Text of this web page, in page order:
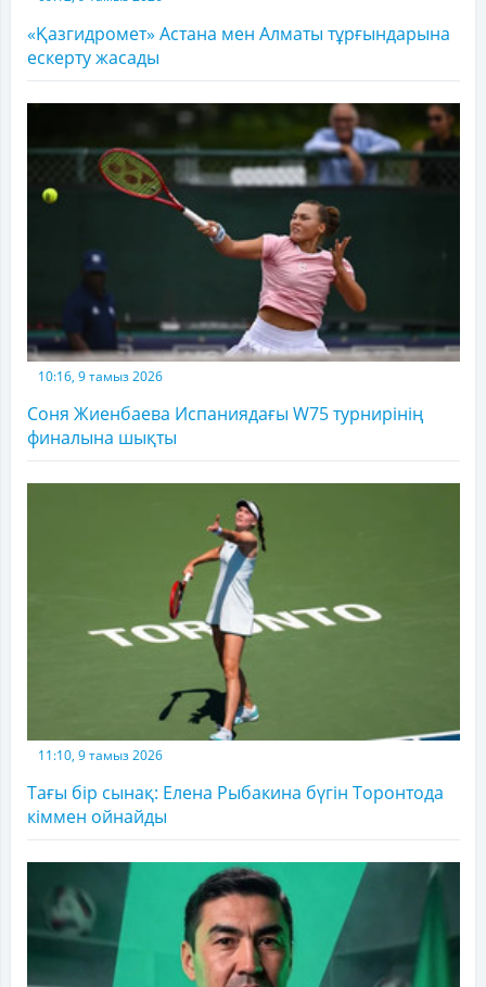
«Қазгидромет» Астана мен Алматы тұрғындарына
ескерту жасады
10:16, 9 тамыз 2026
Соня Жиенбаева Испаниядағы W75 турнирінің
финалына шықты
11:10, 9 тамыз 2026
Тағы бір сынақ: Елена Рыбакина бүгін Торонтода
кіммен ойнайды